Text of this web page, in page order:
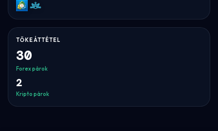
MT5Match-
Trader
TŐKEÁTTÉTEL
30
Forex párok
2
Kripto párok